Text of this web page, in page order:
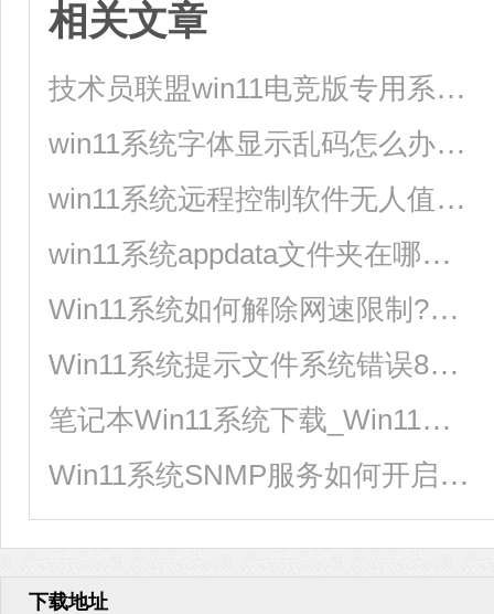
相关文章
技术员联盟win11电竞版专用系统镜像下载(优化免激活)
win11系统字体显示乱码怎么办？四种方法帮你解决！
win11系统远程控制软件无人值守启动的设置方法
win11系统appdata文件夹在哪里？
Win11系统如何解除网速限制?Win11系统解除网速限制的方法
Win11系统提示文件系统错误805305975如何处理？
笔记本Win11系统下载_Win11专业版笔记本特别版
Win11系统SNMP服务如何开启？win11系统SNMP服务开启方法
下载地址